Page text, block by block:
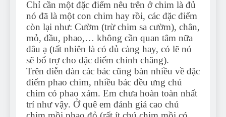
Chỉ cần một đặc điểm nêu trên ở chim là đủ
nó đã là một con chim hay rồi, các đặc điểm
còn lại như: Cườm (trừ chim sa cườm), chân,
mỏ, đầu, phao,… không cần quan tâm nữa
đâu ạ (tất nhiên là có đủ càng hay, có lẽ nó
sẽ bổ trợ cho đặc điểm chính chăng).
Trên diễn đàn các bác cũng bàn nhiều về đặc
điểm phao chim, nhiều bác đều ưng chú
chim có phao xám. Em chưa hoàn toàn nhất
trí như vậy. Ở quê em đánh giá cao chú